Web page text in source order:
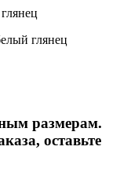
глянец
размерам.
оставьте